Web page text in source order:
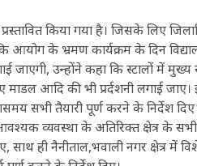
किया गया है। जिसके लिए
आयोग के भ्रमण कार्यक्रम के दिन
जाएगी, उन्होंने कहा कि स्टालों में
माडल आदि की भी प्रर्दशनी लगाई
सभी तैयारी पूर्ण करने के निर्देश
व्यवस्था के अतिरिक्त क्षेत्र के
साथ ही नैनीताल,भवाली नगर क्षेत्र